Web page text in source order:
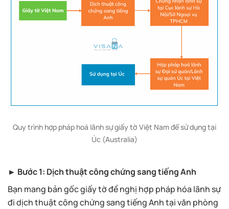
Quy trình hợp pháp hoá lãnh sự giấy tờ Việt Nam để sử dụng tại
Úc (Australia)
► Bước 1: Dịch thuật công chứng sang tiếng Anh
Bạn mang bản gốc giấy tờ đề nghị hợp pháp hóa lãnh sự
đi dịch thuật công chứng sang tiếng Anh tại văn phòng